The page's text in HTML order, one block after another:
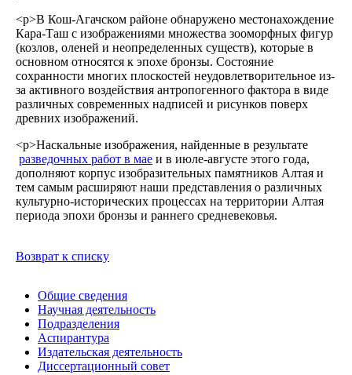
<р>В Кош-Агачском районе обнаружено местонахождение
Кара-Таш с изображениями множества зооморфных фигур
(козлов, оленей и неопределенных существ), которые в
основном относятся к эпохе бронзы. Состояние
сохранности многих плоскостей неудовлетворительное из-
за активного воздействия антропогенного фактора в виде
различных современных надписей и рисунков поверх
древних изображений.
<р>Наскальные изображения, найденные в результате
разведочных работ в мае и в июле-августе этого года,
дополняют корпус изобразительных памятников Алтая и
тем самым расширяют наши представления о различных
культурно-исторических процессах на территории Алтая
периода эпохи бронзы и раннего средневековья.
Возврат к списку
Общие сведения
Научная деятельность
Подразделения
Аспирантура
Издательская деятельность
Диссертационный совет